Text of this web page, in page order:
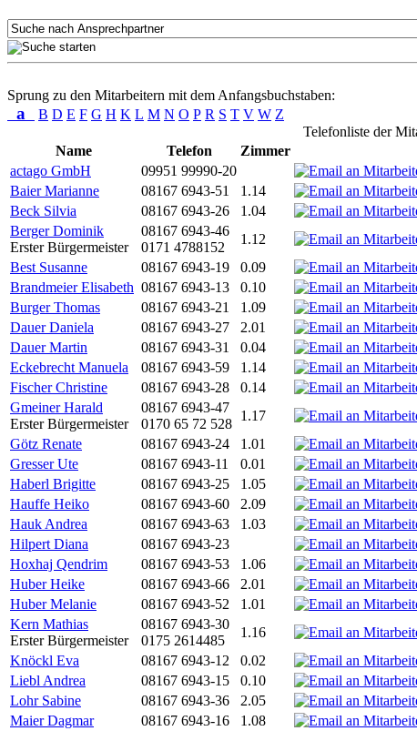
Sprung zu den Mitarbeitern mit dem Anfangsbuchstaben:
a B D E F G H K L M N O P R S T V W Z
Telefonliste der
Name
Telefon Zimmer
actago GmbH
09951 99990-20
Baier Marianne
08167 6943-51 1.14
Beck Silvia
08167 6943-26 1.04
Berger Dominik
Erster Bürgermeister
08167 6943-46
0171 4788152
1.12
Best Susanne
08167 6943-19 0.09
Brandmeier Elisabeth 08167 6943-13 0.10
Burger Thomas
08167 6943-21 1.09
Dauer Daniela
08167 6943-27 2.01
Dauer Martin
08167 6943-31 0.04
Eckebrecht Manuela
08167 6943-59 1.14
Fischer Christine
08167 6943-28 0.14
Gmeiner Harald
Erster Bürgermeister
08167 6943-47
0170 65 72 528
1.17
Götz Renate
08167 6943-24 1.01
Gresser Ute
08167 6943-11 0.01
Haberl Brigitte
08167 6943-25 1.05
Hauffe Heiko
08167 6943-60 2.09
Hauk Andrea
08167 6943-63 1.03
Hilpert Diana
08167 6943-23
Hoxhaj Qendrim
08167 6943-53 1.06
Huber Heike
08167 6943-66 2.01
Huber Melanie
08167 6943-52 1.01
Kern Mathias
Erster Bürgermeister
08167 6943-30
0175 2614485
1.16
Knöckl Eva
08167 6943-12 0.02
Liebl Andrea
08167 6943-15 0.10
Lohr Sabine
08167 6943-36 2.05
Maier Dagmar
08167 6943-16 1.08